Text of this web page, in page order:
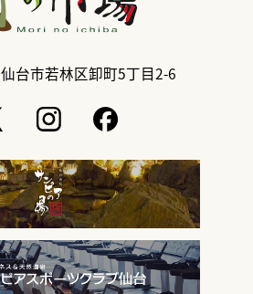
仙台市若林区卸町5丁目2-6